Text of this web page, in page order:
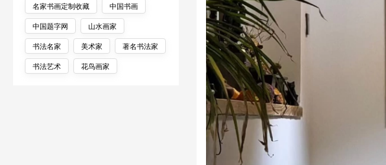
名家书画定制收藏
中国书画
中国题字网
山水画家
书法名家
美术家
著名书法家
书法艺术
花鸟画家